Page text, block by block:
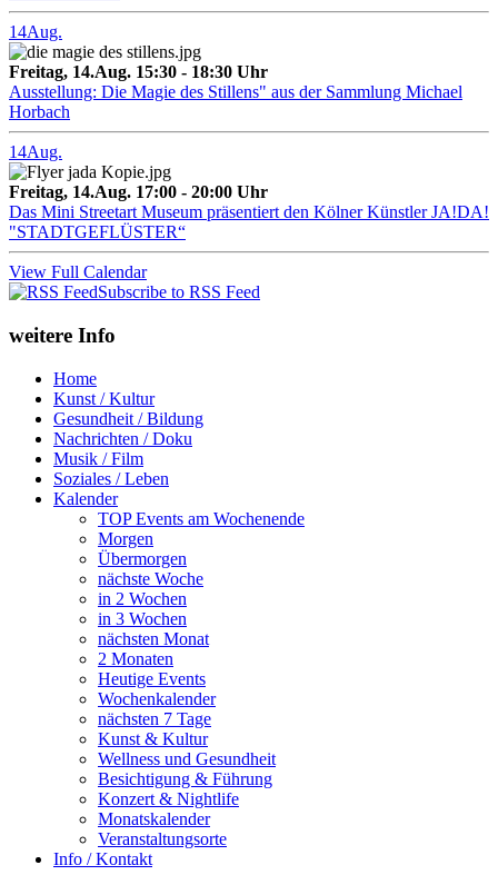
14Aug.
Freitag, 14.Aug. 15:30 - 18:30 Uhr
Ausstellung: Die Magie des Stillens" aus der Sammlung Michael
Horbach
14Aug.
Freitag, 14.Aug. 17:00 - 20:00 Uhr
Das Mini Streetart Museum präsentiert den Kölner Künstler JA!DA!
"STADTGEFLÜSTER“
View Full Calendar
Subscribe to RSS Feed
weitere Info
Home
Kunst / Kultur
Gesundheit / Bildung
Nachrichten / Doku
Musik / Film
Soziales / Leben
Kalender
TOP Events am Wochenende
Morgen
Übermorgen
nächste Woche
in 2 Wochen
in 3 Wochen
nächsten Monat
2 Monaten
Heutige Events
Wochenkalender
nächsten 7 Tage
Kunst & Kultur
Wellness und Gesundheit
Besichtigung & Führung
Konzert & Nightlife
Monatskalender
Veranstaltungsorte
Info / Kontakt